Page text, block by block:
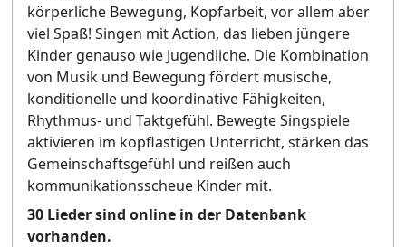
körperliche Bewegung, Kopfarbeit, vor allem aber
viel Spaß! Singen mit Action, das lieben jüngere
Kinder genauso wie Jugendliche. Die Kombination
von Musik und Bewegung fördert musische,
konditionelle und koordinative Fähigkeiten,
Rhythmus- und Taktgefühl. Bewegte Singspiele
aktivieren im kopflastigen Unterricht, stärken das
Gemeinschaftsgefühl und reißen auch
kommunikationsscheue Kinder mit.
30 Lieder sind online in der Datenbank
vorhanden.